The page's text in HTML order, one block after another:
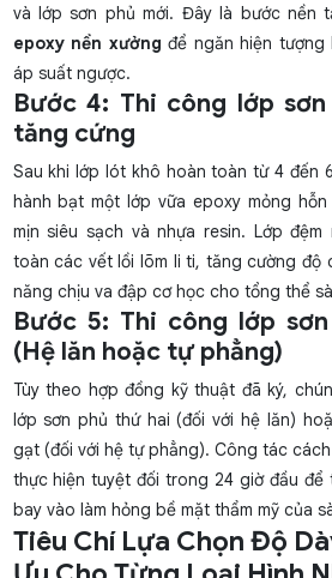
và lớp sơn phủ mới. Đây là bước nền
epoxy nền xưởng để ngăn hiện
áp suất ngược.
Bước 4: Thi công lớp
tăng cứng
Sau khi lớp lót khô hoàn toàn từ 4 đến
hành bạt một lớp vữa epoxy mỏng
mịn siêu sạch và nhựa resin. Lớp
toàn các vết lồi lõm li ti, tăng cường độ
năng chịu va đập cơ học cho tổng thể
Bước 5: Thi công lớp
(Hệ lăn hoặc tự phẳng)
Tùy theo hợp đồng kỹ thuật đã ký,
lớp sơn phủ thứ hai (đối với hệ lăn)
gạt (đối với hệ tự phẳng). Công tác
thực hiện tuyệt đối trong 24 giờ đầu
bay vào làm hỏng bề mặt thẩm mỹ của
Tiêu Chí Lựa Chọn Độ